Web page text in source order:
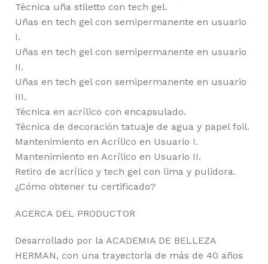
Técnica uña stiletto con tech gel.
Uñas en tech gel con semipermanente en usuario
I.
Uñas en tech gel con semipermanente en usuario
II.
Uñas en tech gel con semipermanente en usuario
III.
Técnica en acrílico con encapsulado.
Técnica de decoración tatuaje de agua y papel foil.
Mantenimiento en Acrílico en Usuario I.
Mantenimiento en Acrílico en Usuario II.
Retiro de acrílico y tech gel con lima y pulidora.
¿Cómo obtener tu certificado?
ACERCA DEL PRODUCTOR
Desarrollado por la ACADEMIA DE BELLEZA
HERMAN, con una trayectoria de más de 40 años